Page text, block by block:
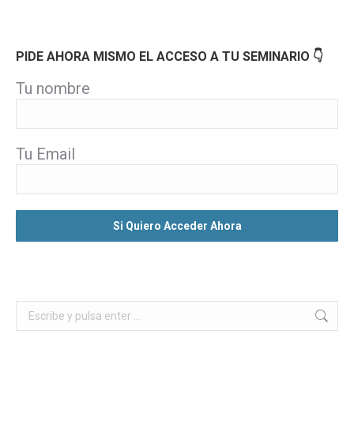
PIDE AHORA MISMO EL ACCESO A TU SEMINARIO 👇
Tu nombre
Tu Email
Buscar: